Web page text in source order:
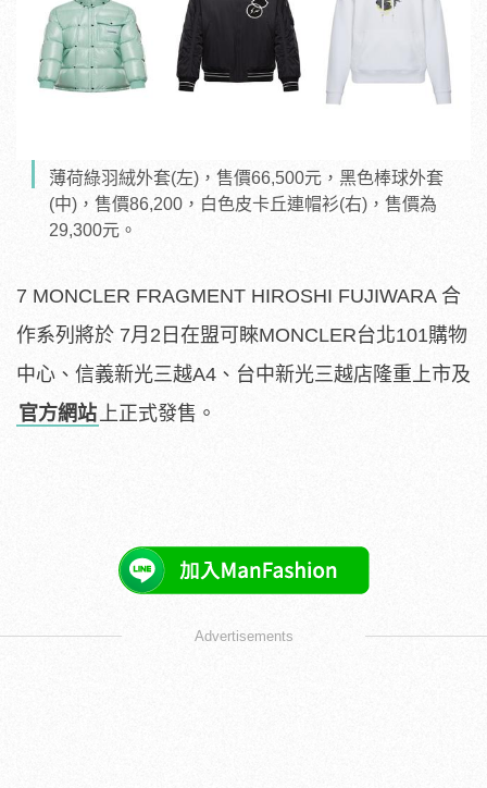
薄荷綠羽絨外套(左)，售價66,500元，黑色棒球外套
(中)，售價86,200，白色皮卡丘連帽衫(右)，售價為
29,300元。
7 MONCLER FRAGMENT HIROSHI FUJIWARA 合
作系列將於 7月2日在盟可睞MONCLER台北101購物
中心、信義新光三越A4、台中新光三越店隆重上市及
官方網站上正式發售。
Advertisements